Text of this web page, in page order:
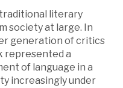
literary
society at large. In
generation of critics
represented a
of language in a
increasingly under